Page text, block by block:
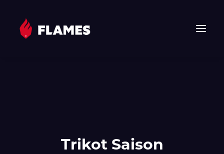
Trikot Saison